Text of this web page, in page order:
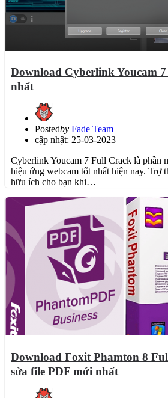
Download Cyberlink Youcam
nhất
Postedby Fade Team
cập nhật: 25-03-2023
Cyberlink Youcam 7 Full Crack là phần
hiệu ứng webcam tốt nhất hiện nay. Trợ
hữu ích cho bạn khi…
Download Foxit Phamton 8
sửa file PDF mới nhất